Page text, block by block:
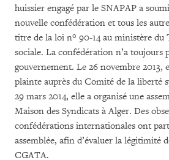
huissier engagé par le SNAPAP a
nouvelle confédération et tous les
titre de la loi n° 90-14 au ministère du
sociale. La confédération n’a toujours
gouvernement. Le 26 novembre 2013,
plainte auprès du Comité de la liberté
29 mars 2014, elle a organisé une
Maison des Syndicats à Alger. Des
confédérations internationales ont
assemblée, afin d’évaluer la légitimité
CGATA.